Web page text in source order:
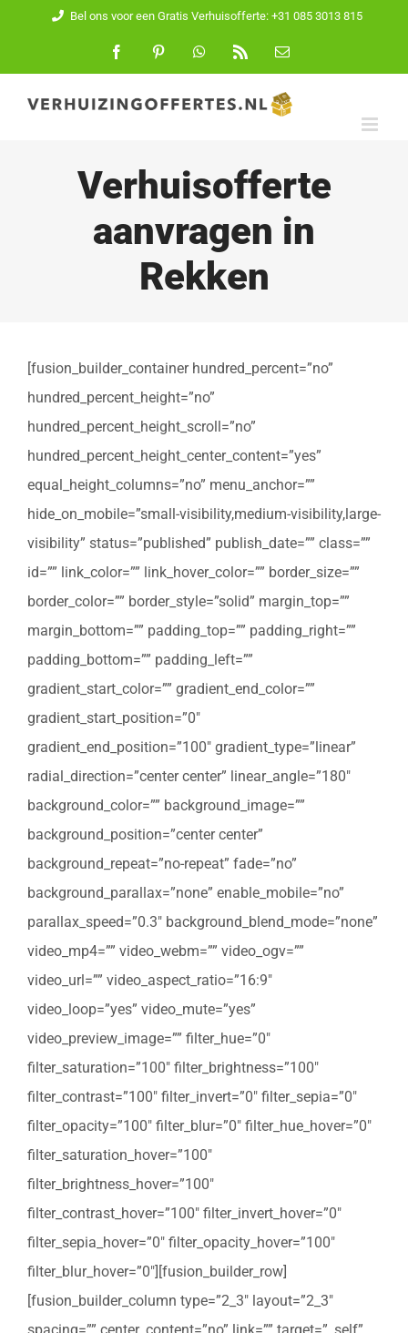
inhoud
Bel ons voor een Gratis Verhuisofferte: +31 085 3013 815
FacebookPinterest WhatsApp
E-
Verhuisofferte
aanvragen in
Rekken
[fusion_builder_container hundred_percent=”no”
hundred_percent_height=”no”
hundred_percent_height_scroll=”no”
hundred_percent_height_center_content=”yes”
equal_height_columns=”no” menu_anchor=””
hide_on_mobile=”small-visibility,medium-visibility,large-
visibility” status=”published” publish_date=”” class=””
id=”” link_color=”” link_hover_color=”” border_size=””
border_color=”” border_style=”solid” margin_top=””
margin_bottom=”” padding_top=”” padding_right=””
padding_bottom=”” padding_left=””
gradient_start_color=”” gradient_end_color=””
gradient_start_position=”0″
gradient_end_position=”100″ gradient_type=”linear”
radial_direction=”center center” linear_angle=”180″
background_color=”” background_image=””
background_position=”center center”
background_repeat=”no-repeat” fade=”no”
background_parallax=”none” enable_mobile=”no”
parallax_speed=”0.3″ background_blend_mode=”none”
video_mp4=”” video_webm=”” video_ogv=””
video_url=”” video_aspect_ratio=”16:9″
video_loop=”yes” video_mute=”yes”
video_preview_image=”” filter_hue=”0″
filter_saturation=”100″ filter_brightness=”100″
filter_contrast=”100″ filter_invert=”0″ filter_sepia=”0″
filter_opacity=”100″ filter_blur=”0″ filter_hue_hover=”0″
filter_saturation_hover=”100″
filter_brightness_hover=”100″
filter_contrast_hover=”100″ filter_invert_hover=”0″
filter_sepia_hover=”0″ filter_opacity_hover=”100″
filter_blur_hover=”0″][fusion_builder_row]
[fusion_builder_column type=”2_3″ layout=”2_3″